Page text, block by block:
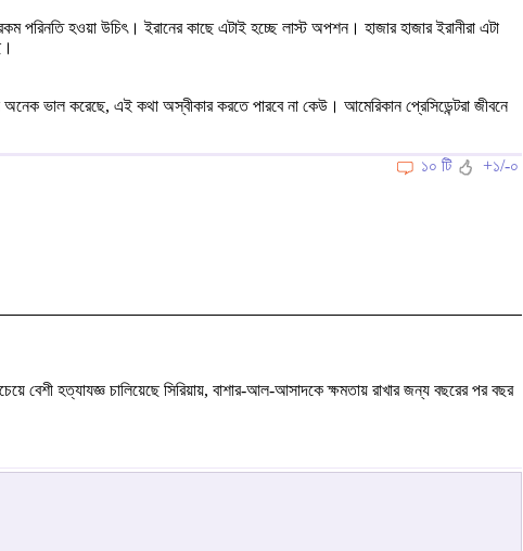
হওয়া উচিৎ। ইরানের কাছে এটাই হচ্ছে লাস্ট অপশন। হাজার হাজার ইরানীরা এটা
ভাল করেছে, এই কথা অস্বীকার করতে পারবে না কেউ। আমেরিকান প্রেসিডেন্টরা জীবনে
১০ টি +১/-০
বেশী হত্যাযজ্ঞ চালিয়েছে সিরিয়ায়, বাশার-আল-আসাদকে ক্ষমতায় রাখার জন্য বছরের পর বছর